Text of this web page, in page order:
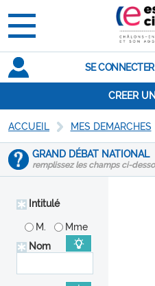
SE
CREER
ACCUEIL MES DEMARCHES
GRAND DÉBAT NATIONAL
remplissez les champs ci-
Intitulé
M.
Mme
Nom